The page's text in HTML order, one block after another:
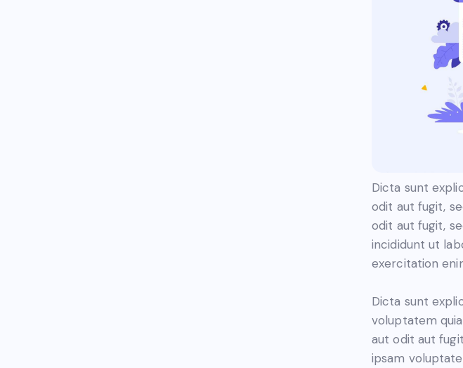
Dicta sunt
odit aut fugit,
odit aut fugit,
incididunt ut
exercitation
Dicta sunt
voluptatem
aut odit aut
ipsam